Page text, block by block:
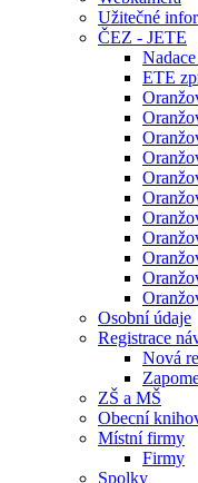
Užitečné
ČEZ - JETE
ETE
Osobní údaje
Registrace
Nová
ZŠ a MŠ
Obecní
Místní firmy
Firmy
Spolky